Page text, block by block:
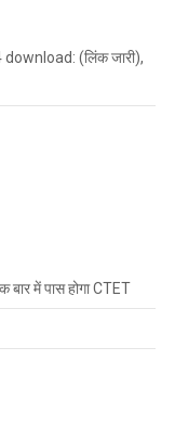
(लिंक जारी),
में पास होगा CTET